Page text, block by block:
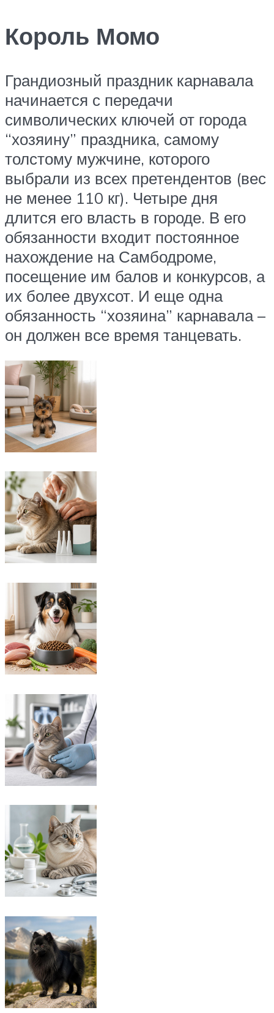
Король Момо
Грандиозный праздник карнавала
начинается с передачи
символических ключей от города
“хозяину” праздника, самому
толстому мужчине, которого
выбрали из всех претендентов (вес
не менее 110 кг). Четыре дня
длится его власть в городе. В его
обязанности входит постоянное
нахождение на Самбодроме,
посещение им балов и конкурсов, а
их более двухсот. И еще одна
обязанность “хозяина” карнавала –
он должен все время танцевать.